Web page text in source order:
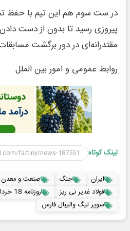
پیروزی رسید تا بدون از دست
مقتدرانه‌ای در دور برگشت
‌روابط عمومی و امور بین الملل
لینک کوتاه
ایران جنگ صنعت و معدن
فولاد غدیر نی ریز
روزنامه 18 خرداد
سوپر لیگ والیبال فارس